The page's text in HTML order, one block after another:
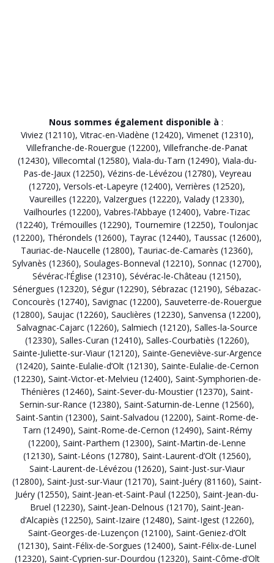
Nous sommes également disponible à :
Viviez (12110), Vitrac-en-Viadène (12420), Vimenet (12310),
Villefranche-de-Rouergue (12200), Villefranche-de-Panat
(12430), Villecomtal (12580), Viala-du-Tarn (12490), Viala-du-
Pas-de-Jaux (12250), Vézins-de-Lévézou (12780), Veyreau
(12720), Versols-et-Lapeyre (12400), Verrières (12520),
Vaureilles (12220), Valzergues (12220), Valady (12330),
Vailhourles (12200), Vabres-l’Abbaye (12400), Vabre-Tizac
(12240), Trémouilles (12290), Tournemire (12250), Toulonjac
(12200), Thérondels (12600), Tayrac (12440), Taussac (12600),
Tauriac-de-Naucelle (12800), Tauriac-de-Camarès (12360),
Sylvanès (12360), Soulages-Bonneval (12210), Sonnac (12700),
Sévérac-l’Église (12310), Sévérac-le-Château (12150),
Sénergues (12320), Ségur (12290), Sébrazac (12190), Sébazac-
Concourès (12740), Savignac (12200), Sauveterre-de-Rouergue
(12800), Saujac (12260), Sauclières (12230), Sanvensa (12200),
Salvagnac-Cajarc (12260), Salmiech (12120), Salles-la-Source
(12330), Salles-Curan (12410), Salles-Courbatiès (12260),
Sainte-Juliette-sur-Viaur (12120), Sainte-Geneviève-sur-Argence
(12420), Sainte-Eulalie-d’Olt (12130), Sainte-Eulalie-de-Cernon
(12230), Saint-Victor-et-Melvieu (12400), Saint-Symphorien-de-
Thénières (12460), Saint-Sever-du-Moustier (12370), Saint-
Sernin-sur-Rance (12380), Saint-Saturnin-de-Lenne (12560),
Saint-Santin (12300), Saint-Salvadou (12200), Saint-Rome-de-
Tarn (12490), Saint-Rome-de-Cernon (12490), Saint-Rémy
(12200), Saint-Parthem (12300), Saint-Martin-de-Lenne
(12130), Saint-Léons (12780), Saint-Laurent-d’Olt (12560),
Saint-Laurent-de-Lévézou (12620), Saint-Just-sur-Viaur
(12800), Saint-Just-sur-Viaur (12170), Saint-Juéry (81160), Saint-
Juéry (12550), Saint-Jean-et-Saint-Paul (12250), Saint-Jean-du-
Bruel (12230), Saint-Jean-Delnous (12170), Saint-Jean-
d’Alcapiès (12250), Saint-Izaire (12480), Saint-Igest (12260),
Saint-Georges-de-Luzençon (12100), Saint-Geniez-d’Olt
(12130), Saint-Félix-de-Sorgues (12400), Saint-Félix-de-Lunel
(12320), Saint-Cyprien-sur-Dourdou (12320), Saint-Côme-d’Olt